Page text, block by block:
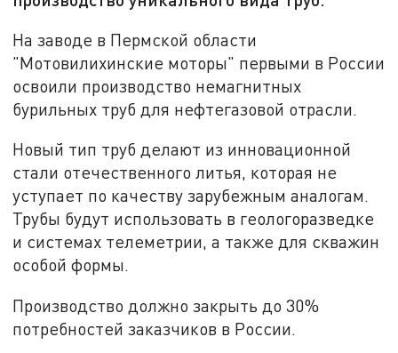
На заводе в Пермской области
"Мотовилихинские моторы" первыми в России
освоили производство немагнитных
бурильных труб для нефтегазовой отрасли.
Новый тип труб делают из инновационной
стали отечественного литья, которая не
уступает по качеству зарубежным аналогам.
Трубы будут использовать в геологоразведке
и системах телеметрии, а также для скважин
особой формы.
Производство должно закрыть до 30%
потребностей заказчиков в России.